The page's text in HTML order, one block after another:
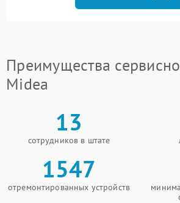
Преимущества
Midea
13
сотрудников в штате
1547
отремонтированных устройств